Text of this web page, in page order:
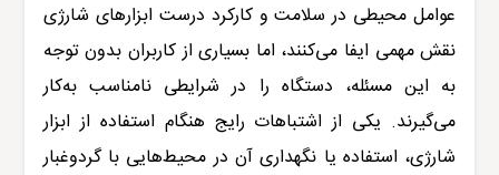
عوامل محیطی در سلامت و کارکرد درست ابزارهای شارژی
نقش مهمی ایفا می‌کنند، اما بسیاری از کاربران بدون توجه
به این مسئله، دستگاه را در شرایطی نامناسب به‌کار
می‌گیرند. یکی از اشتباهات رایج هنگام استفاده از ابزار
شارژی، استفاده یا نگهداری آن در محیط‌هایی با گردوغبار